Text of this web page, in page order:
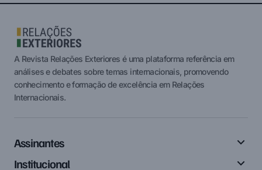
A Revista Relações Exteriores é uma plataforma referência em
análises e debates sobre temas internacionais, promovendo
conhecimento e formação de excelência em Relações
Internacionais.
Assinantes
Institucional